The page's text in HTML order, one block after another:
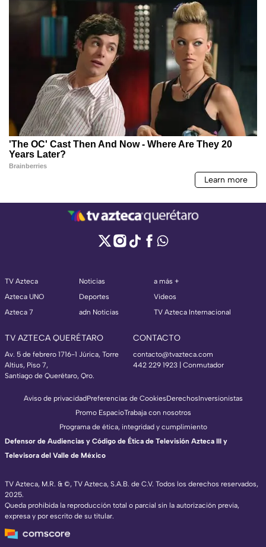
TV Azteca
Azteca UNO
Azteca 7
Noticias
Deportes
adn Noticias
a más +
Videos
TV Azteca Internacional
TV AZTECA QUERÉTARO
Av. 5 de febrero 1716-1 Júrica, Torre
Altius, Piso 7,
Santiago de Querétaro, Qro.
CONTACTO
contacto@tvazteca.com
442 229 1923 | Conmutador
TV Azteca, M.R. & ©, TV Azteca, S.A.B. de C.V. Todos los derechos reservados,
2025.
Queda prohibida la reproducción total o parcial sin la autorización previa,
expresa y por escrito de su titular.
Aviso de privacidadPreferencias de CookiesDerechosInversionistas
Promo EspacioTrabaja con nosotros
Programa de ética, integridad y cumplimiento
Defensor de Audiencias y Código de Ética de Televisión Azteca III y
Televisora del Valle de México